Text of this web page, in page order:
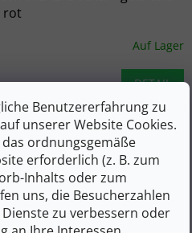
Benutzererfahrung zu
unserer Website Cookies.
ordnungsgemäße
erforderlich (z. B. zum
Inhalts oder zum
uns, die Besucherzahlen
zu verbessern oder
rot
Auf Lager
DETAIL
Ledersohle